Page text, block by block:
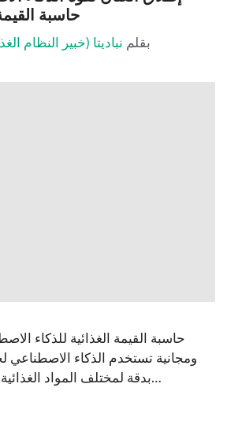
حاسبة
بقلم نباديتا (خبير النظام
حاسبة القيمة الغذائية للذكاء
ومجانية تستخدم الذكاء الاصطناعي
بدقة لمختلف المواد الغذائية. مع تزايد الوعي حول…